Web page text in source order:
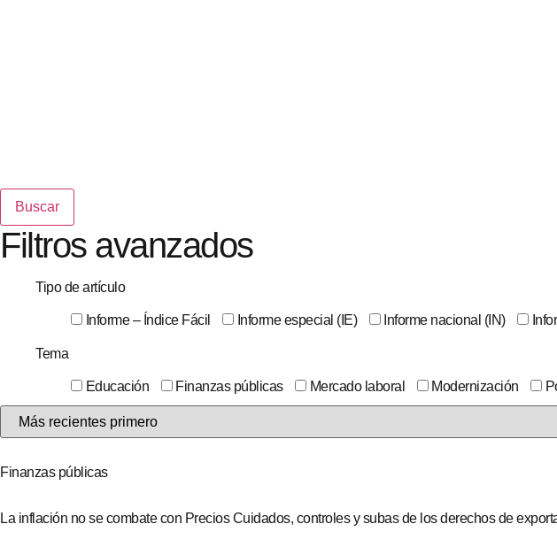
Buscar
Filtros avanzados
Tipo de artículo
Informe – Índice Fácil Informe especial (IE) Informe nacional (IN)
Tema
Educación Finanzas públicas Mercado laboral Modernización
Finanzas públicas
La inflación no se combate con Precios Cuidados, controles y subas de los derechos de